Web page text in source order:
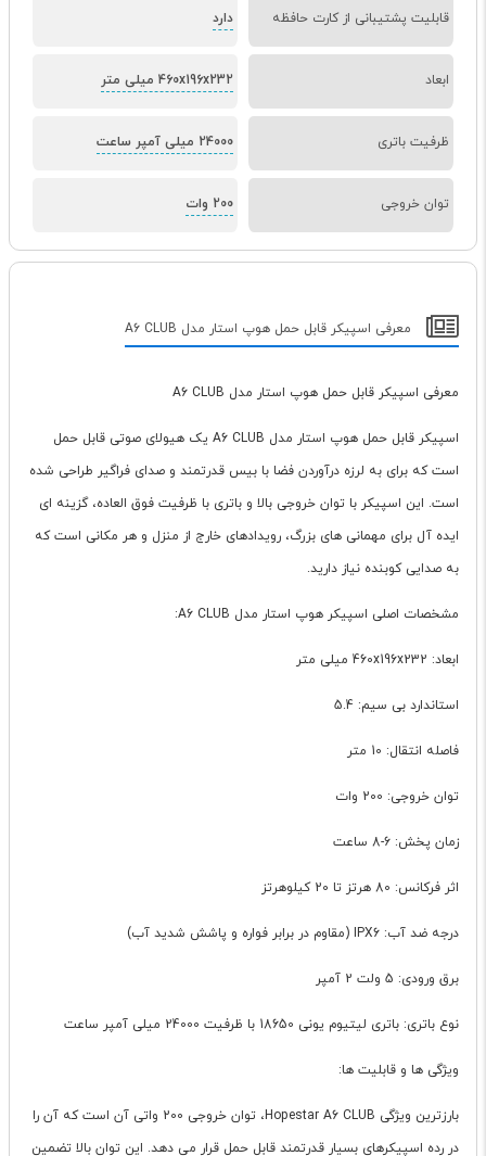
قابلیت پشتیبانی از کارت حافظه دارد
ابعاد 460x196x232 میلی متر
ظرفیت باتری 24000 میلی آمپر ساعت
توان خروجی 200 وات
معرفی اسپیکر قابل حمل هوپ استار مدل A6 CLUB
معرفی اسپیکر قابل حمل هوپ استار مدل A6 CLUB
اسپیکر قابل حمل هوپ استار مدل A6 CLUB یک هیولای صوتی قابل حمل
است که برای به لرزه درآوردن فضا با بیس قدرتمند و صدای فراگیر طراحی شده
است. این اسپیکر با توان خروجی بالا و باتری با ظرفیت فوق العاده، گزینه ای
ایده آل برای مهمانی های بزرگ، رویدادهای خارج از منزل و هر مکانی است که
به صدایی کوبنده نیاز دارید.
مشخصات اصلی اسپیکر هوپ استار مدل A6 CLUB:
ابعاد: 460x196x232 میلی متر
استاندارد بی سیم: 5.4
فاصله انتقال: 10 متر
توان خروجی: 200 وات
زمان پخش: 6-8 ساعت
اثر فرکانس: 80 هرتز تا 20 کیلوهرتز
درجه ضد آب: IPX6 (مقاوم در برابر فواره و پاشش شدید آب)
برق ورودی: 5 ولت 2 آمپر
نوع باتری: باتری لیتیوم یونی 18650 با ظرفیت 24000 میلی آمپر ساعت
ویژگی ها و قابلیت ها:
بارزترین ویژگی Hopestar A6 CLUB، توان خروجی 200 واتی آن است که آن را
در رده اسپیکرهای بسیار قدرتمند قابل حمل قرار می دهد. این توان بالا تضمین